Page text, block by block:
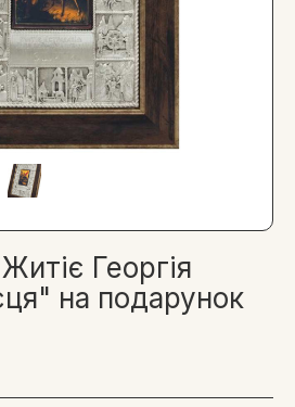
Георгія
на подарунок